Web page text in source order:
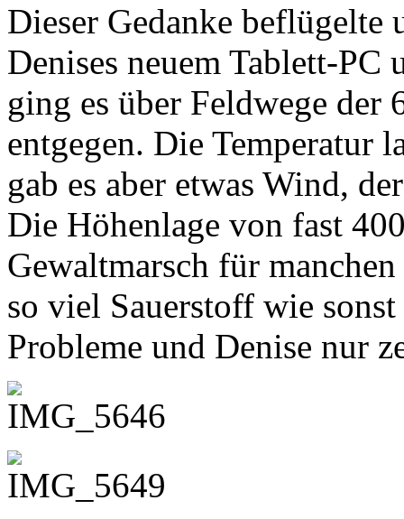
Dieser Gedanke
Denises neuem Tablett-
ging es über Feldwege der
entgegen. Die Temperatur
gab es aber etwas Wind,
Die Höhenlage von fast
Gewaltmarsch für
so viel Sauerstoff wie
Probleme und Denise nur